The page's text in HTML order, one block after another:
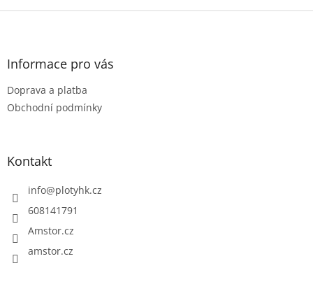
Z
Informace pro vás
Doprava a platba
Obchodní podmínky
Kontakt
info@plotyhk.cz
608141791
Amstor.cz
amstor.cz